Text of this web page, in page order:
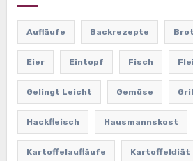
Aufläufe Backrezepte Brot
Eier Eintopf Fisch
Gelingt Leicht Gemüse
Hackfleisch Hausmannskost
Kartoffelaufläufe Kartoffeldiät